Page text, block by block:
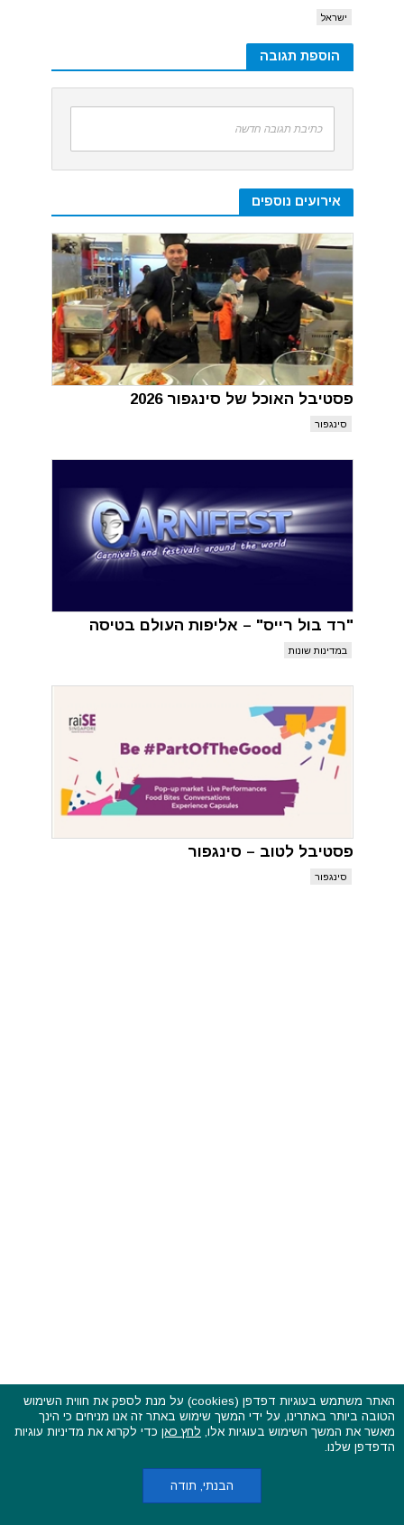
ישראל
הוספת תגובה
כתיבת תגובה חדשה
אירועים נוספים
פסטיבל האוכל של סינגפור 2026
סינגפור
"רד בול רייס" – אליפות העולם בטיסה
במדינות שונות
פסטיבל לטוב – סינגפור
סינגפור
פסטיבלים וקרנבלים בעולם - כל הזכויות שמורות © 2015 - 2026
בשותפות עםCarniFest Online
מדיניות עוגיות (קוקיס)
האתר משתמש בעוגיות דפדפן (cookies) על מנת לספק את חווית השימוש
הטובה ביותר באתרינו, על ידי המשך שימוש באתר זה אנו מניחים כי הינך
מאשר את המשך השימוש בעוגיות אלו, לחץ כאן כדי לקרוא את מדיניות עוגיות
הדפדפן שלנו.